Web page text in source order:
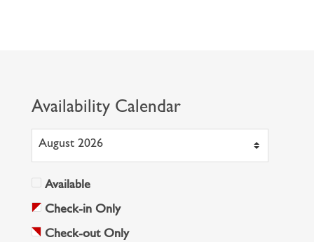
Availability Calendar
Available
Check-in Only
Check-out Only